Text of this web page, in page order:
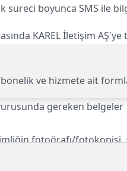
süreci boyunca SMS ile
KAREL İletişim AŞ'ye
ve hizmete ait
gereken belgeler
fotoğrafı/fotokopisi.